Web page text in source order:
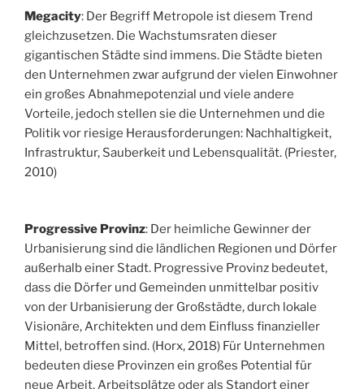
Megacity: Der Begriff Metropole ist diesem Trend
gleichzusetzen. Die Wachstumsraten dieser
gigantischen Städte sind immens. Die Städte bieten
den Unternehmen zwar aufgrund der vielen Einwohner
ein großes Abnahmepotenzial und viele andere
Vorteile, jedoch stellen sie die Unternehmen und die
Politik vor riesige Herausforderungen: Nachhaltigkeit,
Infrastruktur, Sauberkeit und Lebensqualität. (Priester,
2010)
Progressive Provinz: Der heimliche Gewinner der
Urbanisierung sind die ländlichen Regionen und Dörfer
außerhalb einer Stadt. Progressive Provinz bedeutet,
dass die Dörfer und Gemeinden unmittelbar positiv
von der Urbanisierung der Großstädte, durch lokale
Visionäre, Architekten und dem Einfluss finanzieller
Mittel, betroffen sind. (Horx, 2018) Für Unternehmen
bedeuten diese Provinzen ein großes Potential für
neue Arbeit, Arbeitsplätze oder als Standort einer